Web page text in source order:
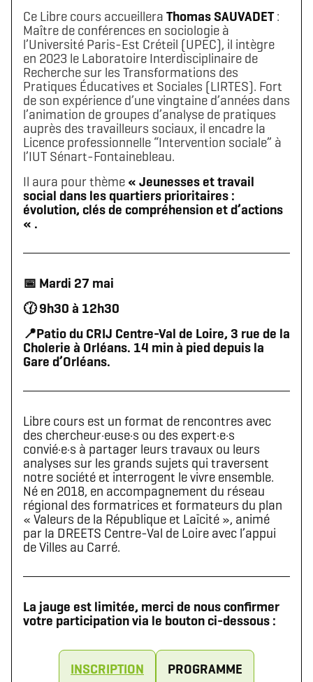
Ce Libre cours accueillera Thomas SAUVADET:
Maître de conférences en sociologie à
l’Université Paris-Est Créteil (UPEC), il intègre
en 2023 le Laboratoire Interdisciplinaire de
Recherche sur les Transformations des
Pratiques Éducatives et Sociales (LIRTES). Fort
de son expérience d’une vingtaine d’années dans
l’animation de groupes d’analyse de pratiques
auprès des travailleurs sociaux, il encadre la
Licence professionnelle “Intervention sociale” à
l’IUT Sénart-Fontainebleau.
Il aura pour thème « Jeunesses et travail
social dans les quartiers prioritaires :
évolution, clés de compréhension et d’actions
« .
📅 Mardi 27 mai
🕜 9h30 à 12h30
📍Patio du CRIJ Centre-Val de Loire, 3 rue de la
Cholerie à Orléans. 14 min à pied depuis la
Gare d’Orléans.
Libre cours est un format de rencontres avec
des chercheur·euse·s ou des expert·e·s
convié·e·s à partager leurs travaux ou leurs
analyses sur les grands sujets qui traversent
notre société et interrogent le vivre ensemble.
Né en 2018, en accompagnement du réseau
régional des formatrices et formateurs du plan
« Valeurs de la République et Laïcité », animé
par la DREETS Centre-Val de Loire avec l’appui
de Villes au Carré.
La jauge est limitée, merci de nous confirmer
votre participation via le bouton ci-dessous :
INSCRIPTION PROGRAMME